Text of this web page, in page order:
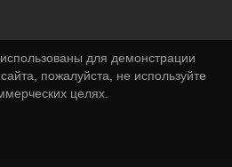
для демонстрации
пожалуйста, не используйте
целях.